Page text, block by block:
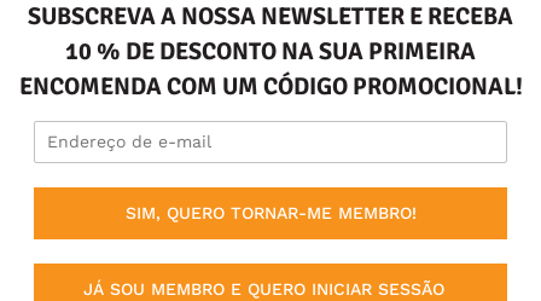
SUBSCREVA A NOSSA NEWSLETTER E RECEBA
10 % DE DESCONTO NA SUA PRIMEIRA
ENCOMENDA COM UM CÓDIGO PROMOCIONAL!
SIM, QUERO TORNAR-ME MEMBRO!
JÁ SOU MEMBRO E QUERO INICIAR SESSÃO